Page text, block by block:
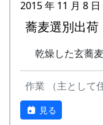
万年草
石
8月20日（日
蕎麦植
蕎
9月24日（日
り ...
10月11日（
オーナ
（
め
案山子
「棚田」とはど
度」とはどうい
さい。
※ 以下は、主と
1999年、2002年
す。
2015 年 11 月 8 日
蕎麦選別出荷
乾燥した玄蕎
作業 （主として
見る